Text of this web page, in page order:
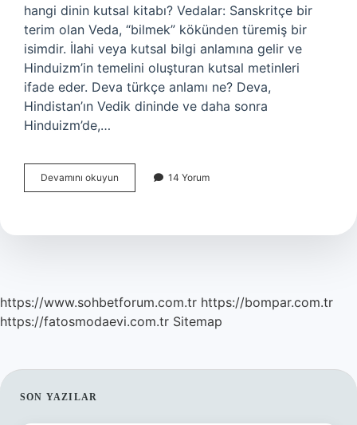
hangi dinin kutsal kitabı? Vedalar: Sanskritçe bir
terim olan Veda, “bilmek” kökünden türemiş bir
isimdir. İlahi veya kutsal bilgi anlamına gelir ve
Hinduizm’in temelini oluşturan kutsal metinleri
ifade eder. Deva türkçe anlamı ne? Deva,
Hindistan’ın Vedik dininde ve daha sonra
Hinduizm’de,…
Devamını okuyun
Hangi
14 Yorum
https://www.sohbetforum.com.tr https://bompar.com.tr
https://fatosmodaevi.com.tr Sitemap
SIDEBAR
SON YAZILAR